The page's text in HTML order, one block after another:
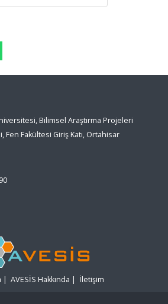
Bilimsel Araştırma Projeleri
Fen Fakültesi Giriş Katı, Ortahisar
| AVESİS Hakkında | İletişim